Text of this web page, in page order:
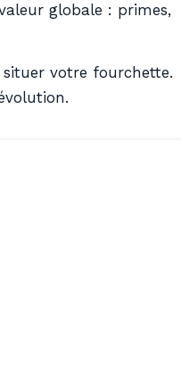
globale : primes,
votre fourchette.